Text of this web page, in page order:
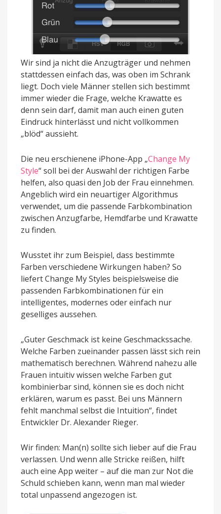
Wir sind ja nicht die Anzugträger und nehmen
stattdessen einfach das, was oben im Schrank
liegt. Doch viele Männer stellen sich bestimmt
immer wieder die Frage, welche Krawatte es
denn sein darf, damit man auch einen guten
Eindruck hinterlässt und nicht vollkommen
„blöd“ aussieht.
Die neu erschienene iPhone-App „Change My
Style“ soll bei der Auswahl der richtigen Farbe
helfen, also quasi den Job der Frau einnehmen.
Angeblich wird ein neuartiger Algorithmus
verwendet, um die passende Farbkombination
zwischen Anzugfarbe, Hemdfarbe und Krawatte
zu finden.
Wusstet ihr zum Beispiel, dass bestimmte
Farben verschiedene Wirkungen haben? So
liefert Change My Styles beispielsweise die
passenden Farbkombinationen für ein
intelligentes, modernes oder einfach nur
geselliges aussehen.
„Guter Geschmack ist keine Geschmackssache.
Welche Farben zueinander passen lässt sich rein
mathematisch berechnen. Während nahezu alle
Frauen intuitiv wissen welche Farben gut
kombinierbar sind, können sie es doch nicht
erklären, warum es passt. Bei uns Männern
fehlt manchmal selbst die Intuition“, findet
Entwickler Dr. Alexander Rieger.
Wir finden: Man(n) sollte sich lieber auf die Frau
verlassen. Und wenn alle Stricke reißen, hilft
auch eine App weiter – auf die man zur Not die
Schuld schieben kann, wenn man mal wieder
total unpassend angezogen ist.